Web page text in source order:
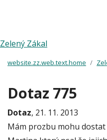
Zelený Zákal
website.zz.web.text.home
Dotaz 775
Dotaz, 21. 11. 2013
Mám prozbu mohu